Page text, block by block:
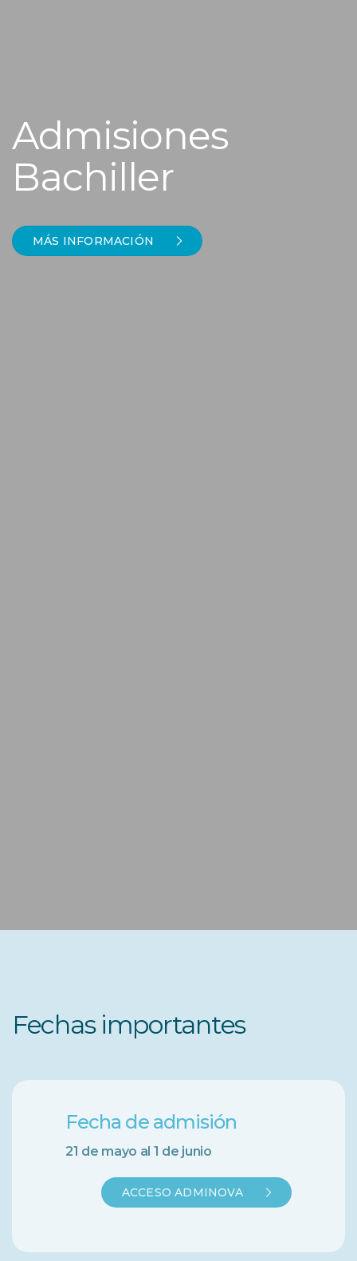
Admisiones
Bachiller
MÁS INFORMACIÓN
Fechas importantes
Fecha de admisión
21 de mayo al 1 de junio
ACCESO ADMINOVA